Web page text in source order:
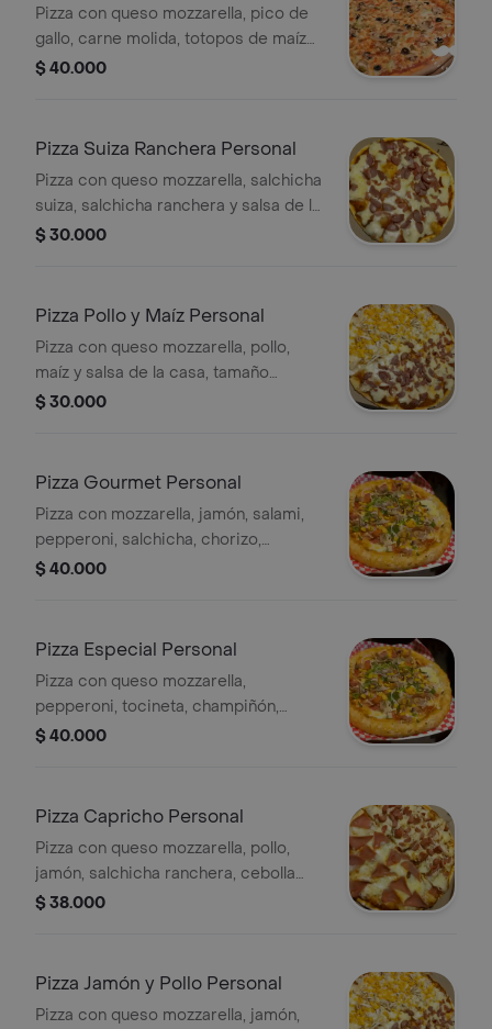
Pizza con queso mozzarella, pico de
gallo, carne molida, totopos de maíz
picante y salsa de la casa, tamaño
$ 40.000
Pizza Suiza Ranchera Personal
Pizza con queso mozzarella, salchicha
suiza, salchicha ranchera y salsa de la
casa, tamaño personal, 4 porciones.
$ 30.000
Pizza Pollo y Maíz Personal
Pizza con queso mozzarella, pollo,
maíz y salsa de la casa, tamaño
personal, 4 porciones.
$ 30.000
Pizza Gourmet Personal
Pizza con mozzarella, jamón, salami,
pepperoni, salchicha, chorizo,
butifarra, maíz, pollo, pimentón,
porciones.
$ 40.000
Pizza Especial Personal
Pizza con queso mozzarella,
pepperoni, tocineta, champiñón,
espinaca, queso parmesano y salsa
$ 40.000
Pizza Capricho Personal
Pizza con queso mozzarella, pollo,
jamón, salchicha ranchera, cebolla
caramelizada y salsa de la casa,
$ 38.000
Pizza Jamón y Pollo Personal
Pizza con queso mozzarella, jamón,